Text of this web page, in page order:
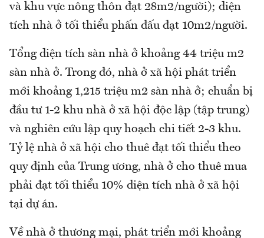
và khu vực nông thôn đạt 28m2/người); diện
tích nhà ở tối thiểu phấn đấu đạt 10m2/người.
Tổng diện tích sàn nhà ở khoảng 44 triệu m2
sàn nhà ở. Trong đó, nhà ở xã hội phát triển
mới khoảng 1,215 triệu m2 sàn nhà ở; chuẩn bị
đầu tư 1-2 khu nhà ở xã hội độc lập (tập trung)
và nghiên cứu lập quy hoạch chi tiết 2-3 khu.
Tỷ lệ nhà ở xã hội cho thuê đạt tối thiểu theo
quy định của Trung ương, nhà ở cho thuê mua
phải đạt tối thiểu 10% diện tích nhà ở xã hội
tại dự án.
Về nhà ở thương mại, phát triển mới khoảng